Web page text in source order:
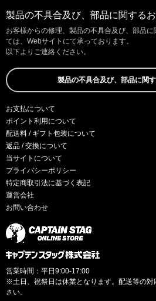
製品の不具合及び、部品に関する
お客様からの修理、製品の不具合及び、部品
ては、Webサイトにて承っております。
以下よりご連絡ください。
製品の不具合及び、部品に関
お支払について
ポイント利用について
配送料 / ギフト包装について
返品 / 交換について
当サイトについて
プライバシーポリシー
特定商取引法に基づく表記
運営会社
お問い合わせ
営業時間：平日9:00-17:00
※土日、祝祭日は休業となります。配送等の
さい。